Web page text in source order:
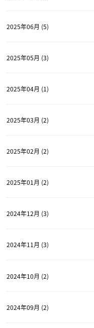
2025年06月 (5)
2025年05月 (3)
2025年04月 (1)
2025年03月 (2)
2025年02月 (2)
2025年01月 (2)
2024年12月 (3)
2024年11月 (3)
2024年10月 (2)
2024年09月 (2)